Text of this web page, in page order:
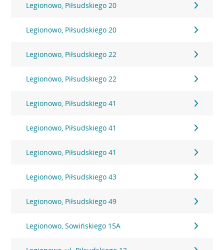
Legionowo, Piłsudskiego 20
Legionowo, Piłsudskiego 20
Legionowo, Piłsudskiego 22
Legionowo, Piłsudskiego 22
Legionowo, Piłsudskiego 41
Legionowo, Piłsudskiego 41
Legionowo, Piłsudskiego 41
Legionowo, Piłsudskiego 43
Legionowo, Piłsudskiego 49
Legionowo, Sowińskiego 15A